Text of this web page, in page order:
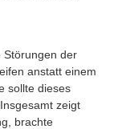
Störungen der
anstatt einem
sollte dieses
zeigt
brachte